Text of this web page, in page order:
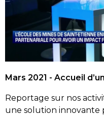
Mars 2021 - Accueil
Reportage sur nos
une solution innovante